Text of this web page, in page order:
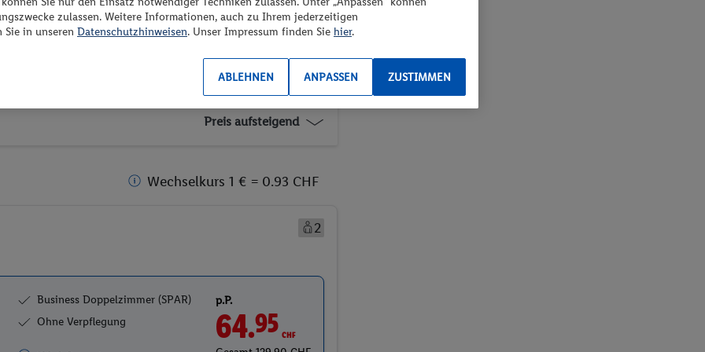
Preis aufsteigend
Wechselkurs 1 € = 0.93 CHF
2
Business Doppelzimmer (SPAR)
Ohne Verpflegung
p.P.
64.95CHF
zulassen. Weitere Informationen, auch zu Ihrem jederzeitigen
in unseren Datenschutzhinweisen. Unser Impressum finden Sie hier.
ZUSTIMMEN
ANPASSEN
ABLEHNEN